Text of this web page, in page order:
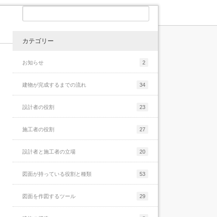
続きを読む
で、解説している私自身の個人的な見解にな
が…それでも建築関連の仕事で長いことご飯
を色々としてきました。運営者である私が知
が下手で長くなってしまいましたが、一応サ
イトとしてはフィニッシュしたつもりでいま
す。時々アクセス数などを確認しています
が、結構たくさんの方に閲覧して頂けるよう
になり、情[...]
続きを読む
最後に
さて、前回までの話では、建物の納まりを検
討していく為のポイントを簡単にまとめてみ
る事に挑戦しましたが、あまり上手くいきま
せんでした。まとめと言いつつも、このまと
めにも概要が必要だと思うくらいに長くなっ
感じになっていますが…ある程度ボリューム
や振り方などは本で読めば知識として充分頭
メールアドレス設定のお知らせ
カテゴリー
お知らせ 2
建物が完成するまでの流れ 34
設計者の役割 23
施工者の役割 27
設計者と施工者の立場 20
図面が持っている役割と種類 53
図面を作図するツール 29